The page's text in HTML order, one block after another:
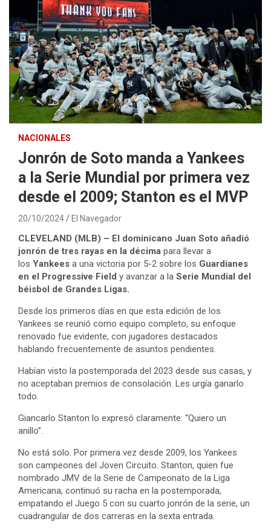
NACIONALES
Jonrón de Soto manda a Yankees
a la Serie Mundial por primera vez
desde el 2009; Stanton es el MVP
20/10/2024 El Navegador
CLEVELAND (MLB) – El dominicano Juan Soto añadió
jonrón de tres rayas en la décima para llevar a
los Yankees a una victoria por 5-2 sobre los Guardianes
en el Progressive Field y avanzar a la Serie Mundial del
béisbol de Grandes Ligas.
Desde los primeros días en que esta edición de los
Yankees se reunió como equipo completo, su enfoque
renovado fue evidente, con jugadores destacados
hablando frecuentemente de asuntos pendientes.
Habían visto la postemporada del 2023 desde sus casas, y
no aceptaban premios de consolación. Les urgía ganarlo
todo.
Giancarlo Stanton lo expresó claramente: “Quiero un
anillo”.
No está solo. Por primera vez desde 2009, los Yankees
son campeones del Joven Circuito. Stanton, quien fue
nombrado JMV de la Serie de Campeonato de la Liga
Americana, continuó su racha en la postemporada,
empatando el Juego 5 con su cuarto jonrón de la serie, un
cuadrangular de dos carreras en la sexta entrada.